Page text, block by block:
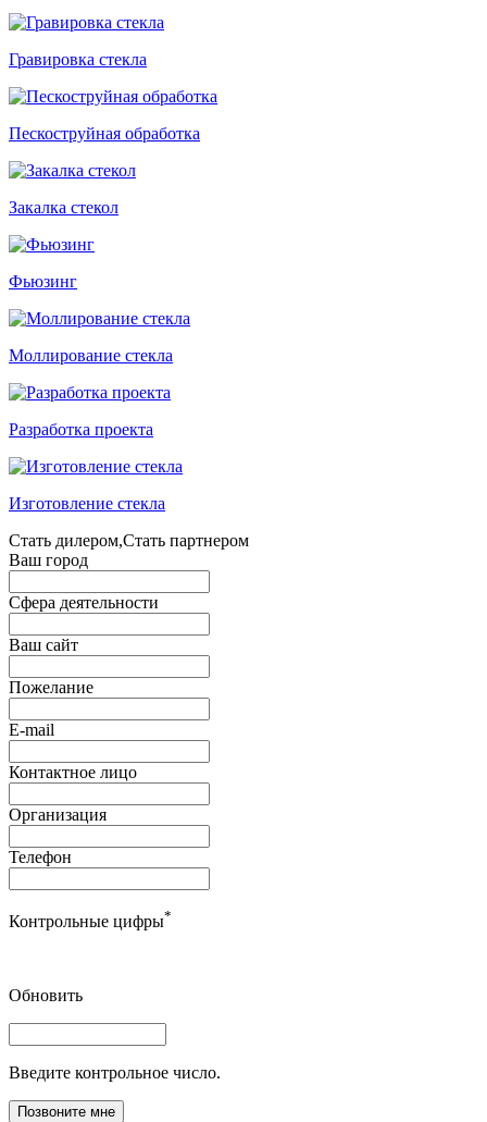
Гравировка стекла
Пескоструйная обработка
Закалка стекол
Фьюзинг
Моллирование стекла
Разработка проекта
Изготовление стекла
Стать дилером,Стать партнером
Ваш город
Сфера деятельности
Ваш сайт
Пожелание
E-mail
Контактное лицо
Организация
Телефон
Контрольные цифры*
Обновить
Введите контрольное число.
Позвоните мне